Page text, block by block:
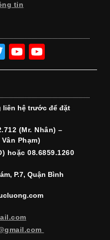
tin
T
wi
er
Y
o
T
u
b
e
o
T
u
b
e
h
liên hệ trước để đặt
(Mr. Nhân) –
Phạm)
hoặc 08.6859.1260
P.7, Quận Bình